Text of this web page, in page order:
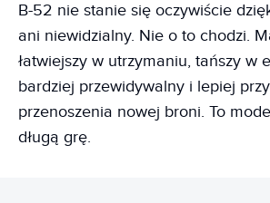
B-52 nie stanie się oczywiście
ani niewidzialny. Nie o to chodzi.
łatwiejszy w utrzymaniu, tańszy w
bardziej przewidywalny i lepiej
przenoszenia nowej broni. To
długą grę.